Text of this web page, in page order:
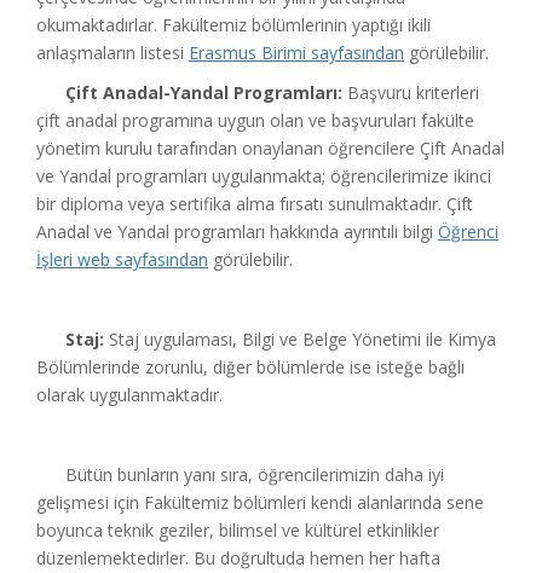
okumaktadırlar. Fakültemiz bölümlerinin yaptığı ikili
anlaşmaların listesi Erasmus Birimi sayfasından görülebilir.
Çift Anadal-Yandal Programları: Başvuru kriterleri
çift anadal programına uygun olan ve başvuruları fakülte
yönetim kurulu tarafından onaylanan öğrencilere Çift Anadal
ve Yandal programları uygulanmakta; öğrencilerimize ikinci
bir diploma veya sertifika alma fırsatı sunulmaktadır. Çift
Anadal ve Yandal programları hakkında ayrıntılı bilgi Öğrenci
İşleri web sayfasından görülebilir.
Staj: Staj uygulaması, Bilgi ve Belge Yönetimi ile Kimya
Bölümlerinde zorunlu, diğer bölümlerde ise isteğe bağlı
olarak uygulanmaktadır.
Bütün bunların yanı sıra, öğrencilerimizin daha iyi
gelişmesi için Fakültemiz bölümleri kendi alanlarında sene
boyunca teknik geziler, bilimsel ve kültürel etkinlikler
düzenlemektedirler. Bu doğrultuda hemen her hafta